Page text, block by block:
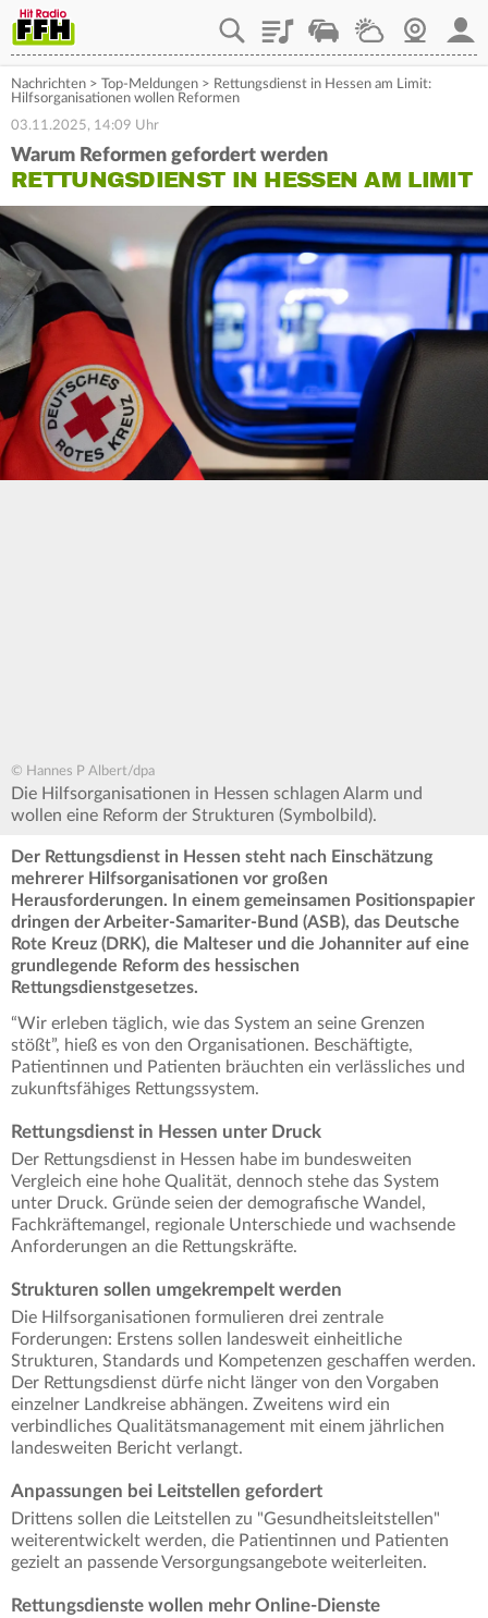
PlaylistStaupilotWetterWebcam
Nachrichten > Top-Meldungen > Rettungsdienst in Hessen am Limit:
Hilfsorganisationen wollen Reformen
03.11.2025, 14:09 Uhr
Warum Reformen gefordert werden
RETTUNGSDIENST IN HESSEN AM LIMIT
© Hannes P Albert/dpa
Die Hilfsorganisationen in Hessen schlagen Alarm und
wollen eine Reform der Strukturen (Symbolbild).
Der Rettungsdienst in Hessen steht nach Einschätzung
mehrerer Hilfsorganisationen vor großen
Herausforderungen. In einem gemeinsamen Positionspapier
dringen der Arbeiter-Samariter-Bund (ASB), das Deutsche
Rote Kreuz (DRK), die Malteser und die Johanniter auf eine
grundlegende Reform des hessischen
Rettungsdienstgesetzes.
“Wir erleben täglich, wie das System an seine Grenzen
stößt”, hieß es von den Organisationen. Beschäftigte,
Patientinnen und Patienten bräuchten ein verlässliches und
zukunftsfähiges Rettungssystem.
Rettungsdienst in Hessen unter Druck
Der Rettungsdienst in Hessen habe im bundesweiten
Vergleich eine hohe Qualität, dennoch stehe das System
unter Druck. Gründe seien der demografische Wandel,
Fachkräftemangel, regionale Unterschiede und wachsende
Anforderungen an die Rettungskräfte.
Strukturen sollen umgekrempelt werden
Die Hilfsorganisationen formulieren drei zentrale
Forderungen: Erstens sollen landesweit einheitliche
Strukturen, Standards und Kompetenzen geschaffen werden.
Der Rettungsdienst dürfe nicht länger von den Vorgaben
einzelner Landkreise abhängen. Zweitens wird ein
verbindliches Qualitätsmanagement mit einem jährlichen
landesweiten Bericht verlangt.
Anpassungen bei Leitstellen gefordert
Drittens sollen die Leitstellen zu "Gesundheitsleitstellen"
weiterentwickelt werden, die Patientinnen und Patienten
gezielt an passende Versorgungsangebote weiterleiten.
Rettungsdienste wollen mehr Online-Dienste